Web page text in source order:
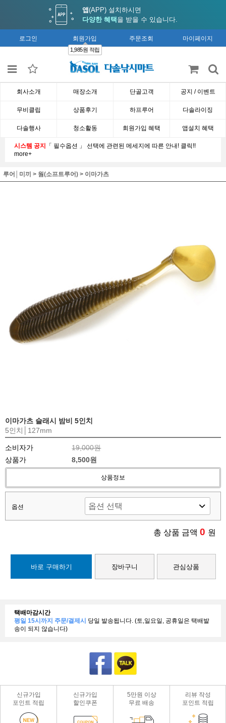
앱(APP) 설치하시면
다양한 혜택 을 받을 수 있습니다.
로그인 회원가입
1,985원 적립
주문조회 마이페이지
회사소개 매장소개 단골고객 공지 / 이벤트
무비클립 상품후기 하프루어 다솔라이징
다솔행사 청소활동 회원가입 혜택 앱설치 혜택
시스템 공지 「 필수옵션 」 선택에 관련된 메세지에 따른 안내! 클릭!!
more+
루어│미끼 > 웜(소프트루어) > 이마가츠
이마가츠 슬래시 밤비 5인치
5인치│127mm
소비자가
19,000원
상품가
8,500원
상품정보
옵션
총 상품 금액 0 원
바로 구매하기 장바구니 관심상품
택배마감시간
평일 15시까지 주문/결제시 당일 발송됩니다. (토,일요일, 공휴일은 택배발
송이 되지 않습니다)
신규가입
포인트 적립
신규가입
할인쿠폰
5만원 이상
무료 배송
리뷰 작성
포인트 적립